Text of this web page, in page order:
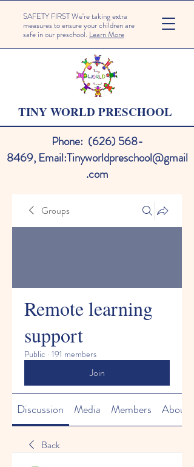
SAFETY FIRST We're taking extra
measures to ensure your children are
safe in our preschool. Learn More
TINY WORLD PRESCHOOL
Phone: (626) 568-
8469, Email:Tinyworldpreschool@gmail
.com
Groups
Remote learning
support
Public · 191 members
Join
Discussion Media Members About
Back